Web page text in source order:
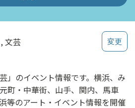
文芸
」のイベント情報です。横浜、み
町・中華街、山手、関内、馬車
等のアート・イベント情報を開催